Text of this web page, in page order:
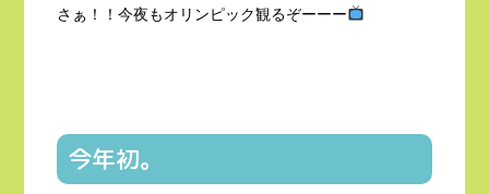
さぁ！！今夜もオリンピック観るぞーーー
今年初。